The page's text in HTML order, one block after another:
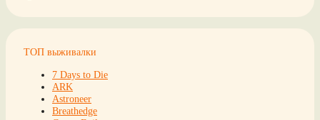
ТОП выживалки
7 Days to Die
ARK
Astroneer
Breathedge